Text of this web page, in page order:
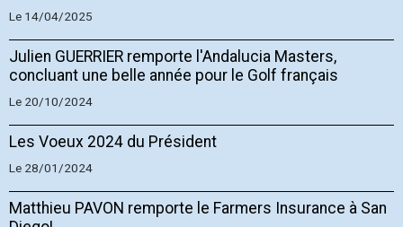
Le 14/04/2025
Julien GUERRIER remporte l'Andalucia Masters,
concluant une belle année pour le Golf français
Le 20/10/2024
Les Voeux 2024 du Président
Le 28/01/2024
Matthieu PAVON remporte le Farmers Insurance à San